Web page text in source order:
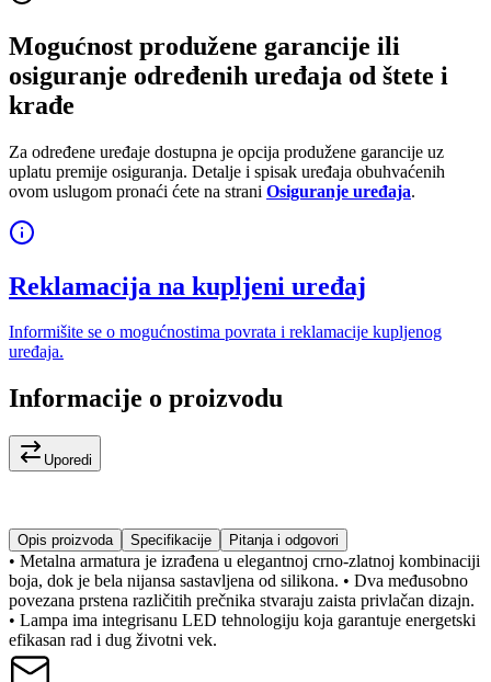
Mogućnost produžene garancije ili
osiguranje određenih uređaja od štete i
krađe
Za određene uređaje dostupna je opcija produžene garancije uz
uplatu premije osiguranja. Detalje i spisak uređaja obuhvaćenih
ovom uslugom pronaći ćete na strani Osiguranje uređaja.
Reklamacija na kupljeni uređaj
Informišite se o mogućnostima povrata i reklamacije kupljenog
uređaja.
Informacije o proizvodu
Uporedi
Opis proizvoda Specifikacije Pitanja i odgovori
• Metalna armatura je izrađena u elegantnoj crno-zlatnoj kombinaciji
boja, dok je bela nijansa sastavljena od silikona. • Dva međusobno
povezana prstena različitih prečnika stvaraju zaista privlačan dizajn.
• Lampa ima integrisanu LED tehnologiju koja garantuje energetski
efikasan rad i dug životni vek.